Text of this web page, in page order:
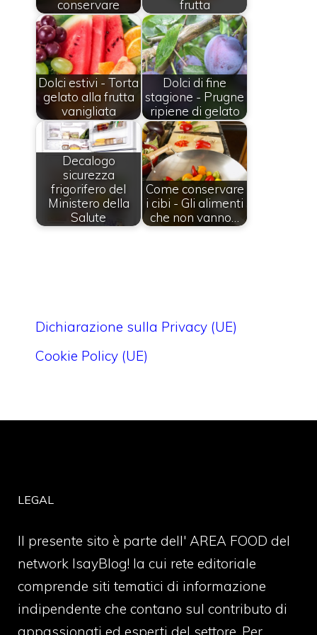
conservare
frutta
Dolci estivi - Torta
gelato alla frutta
vanigliata
Dolci di fine
stagione - Prugne
ripiene di gelato
Decalogo
sicurezza
frigorifero del
Ministero della
Salute
Come conservare
i cibi - Gli alimenti
che non vanno…
Dichiarazione sulla Privacy (UE)
Cookie Policy (UE)
LEGAL
Il presente sito è parte dell' AREA FOOD del
network IsayBlog! la cui rete editoriale
comprende siti tematici di informazione
indipendente che contano sul contributo di
appassionati ed esperti del settore. Per